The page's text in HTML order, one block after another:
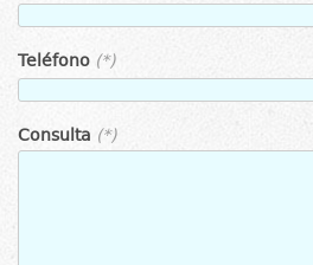
Teléfono (*)
Consulta (*)